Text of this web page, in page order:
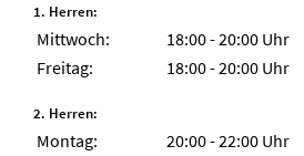
1. Herren:
Mittwoch: 18:00 - 20:00 Uhr
Freitag:
18:00 - 20:00 Uhr
2. Herren:
Montag: 20:00 - 22:00 Uhr